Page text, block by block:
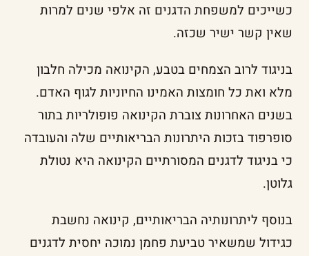
כשייכים למשפחת הדגנים זה אלפי שנים למרות
שאין קשר ישיר שכזה.
בניגוד לרוב הצמחים בטבע, הקינואה מכילה חלבון
מלא ואת כל חומצות האמינו החיוניות לגוף האדם.
בשנים האחרונות צוברת הקינואה פופולריות בתור
סופרפוד בזכות היתרונות הבריאותיים שלה והעובדה
כי בניגוד לדגנים המסורתיים הקינואה היא נטולת
גלוטן.
בנוסף ליתרונותיה הבריאותיים, קינואה נחשבת
כגידול שמשאיר טביעת פחמן נמוכה יחסית לדגנים